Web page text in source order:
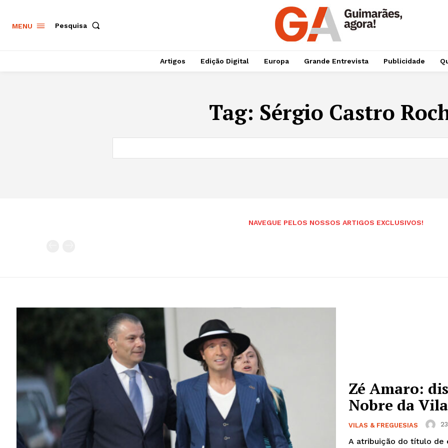
MENU Pesquisa
Artigos Edição Digital Europa Grande Entrevista Publicidade
Tag: Sérgio Castro
NAVEGUE PELOS NOSSOS ARTIGOS EXCLUSIVOS!
Zé Amaro:
Nobre da
VILAS & FREGUESIAS
A atribuição do título de